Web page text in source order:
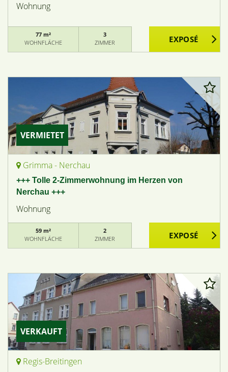
Wohnung
77 m²
WOHNFLÄCHE
3
ZIMMER
VERMIETET
Grimma - Nerchau
+++ Tolle 2-Zimmerwohnung im Herzen von
Nerchau +++
Wohnung
59 m²
WOHNFLÄCHE
2
ZIMMER
VERKAUFT
Regis-Breitingen